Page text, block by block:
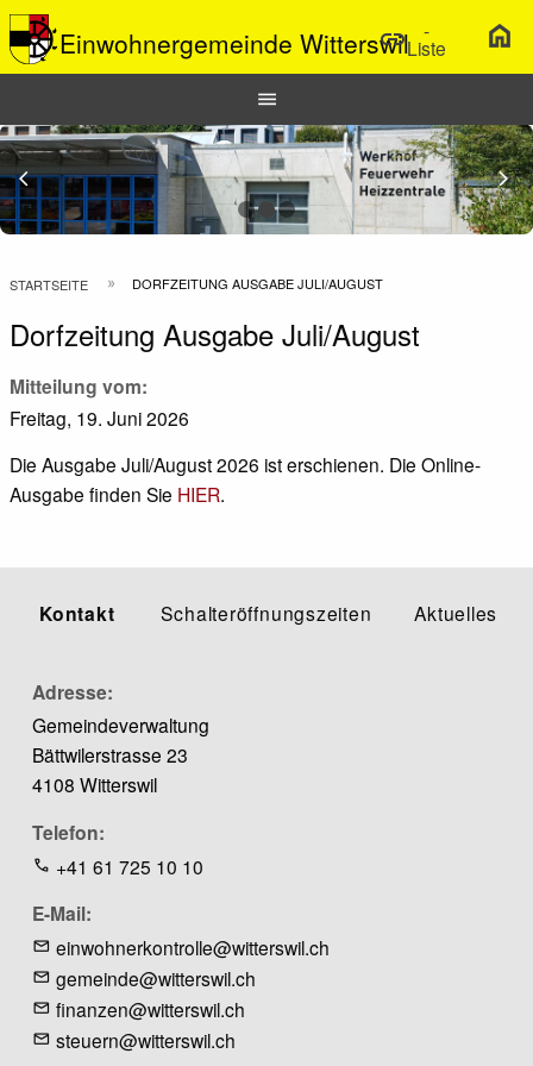
Einwohnergemeinde Witterswil
link -
Liste home
Hauptnavigation
Top
Bar
menu
Previous Slide
arrow_back_ios arrow_forward_ios
Pfadnavigation
STARTSEITE DORFZEITUNG AUSGABE JULI/AUGUST
Dorfzeitung Ausgabe Juli/August
Mitteilung vom
Freitag, 19. Juni 2026
Die Ausgabe Juli/August 2026 ist erschienen. Die Online-
Ausgabe finden Sie HIER.
Kontakt Schalteröffnungszeiten Aktuelles
Adresse
Gemeindeverwaltung
Bättwilerstrasse 23
4108 Witterswil
Telefon
+41 61 725 10 10
E-Mail
einwohnerkontrolle@witterswil.ch
gemeinde@witterswil.ch
finanzen@witterswil.ch
steuern@witterswil.ch